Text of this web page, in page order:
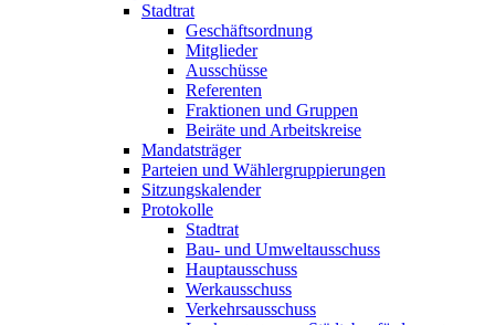
Stadtrat
Geschäftsordnung
Mitglieder
Ausschüsse
Referenten
Fraktionen und Gruppen
Beiräte und Arbeitskreise
Mandatsträger
Parteien und Wählergruppierungen
Sitzungskalender
Protokolle
Stadtrat
Bau- und Umweltausschuss
Hauptausschuss
Werkausschuss
Verkehrsausschuss